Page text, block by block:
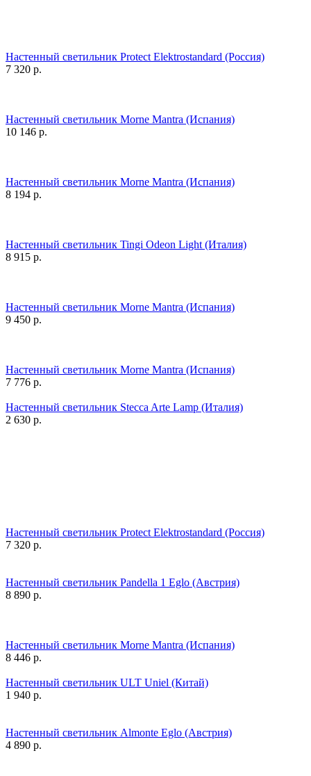
Настенный светильник Protect Elektrostandard (Россия)
7 320 р.
Настенный светильник Morne Mantra (Испания)
10 146 р.
Настенный светильник Morne Mantra (Испания)
8 194 р.
Настенный светильник Tingi Odeon Light (Италия)
8 915 р.
Настенный светильник Morne Mantra (Испания)
9 450 р.
Настенный светильник Morne Mantra (Испания)
7 776 р.
Настенный светильник Stecca Arte Lamp (Италия)
2 630 р.
Настенный светильник Protect Elektrostandard (Россия)
7 320 р.
Настенный светильник Pandella 1 Eglo (Австрия)
8 890 р.
Настенный светильник Morne Mantra (Испания)
8 446 р.
Настенный светильник ULT Uniel (Китай)
1 940 р.
Настенный светильник Almonte Eglo (Австрия)
4 890 р.